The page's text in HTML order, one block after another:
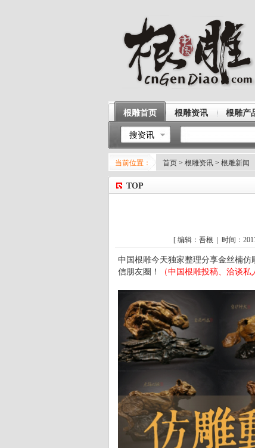
根雕首页 根雕资讯 根雕产
搜资讯
当前位置： 首页 > 根雕资讯 > 根雕新闻
TOP
[ 编辑：吾根 | 时间：
中国 根雕今天独家整理分享金丝楠仿
信朋友圈！
（中国根雕投稿、洽谈私